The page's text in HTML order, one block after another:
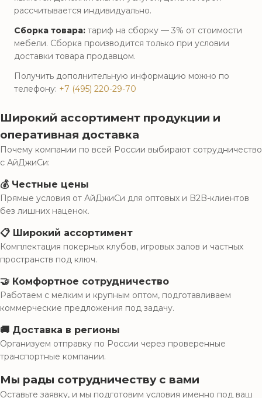
рассчитывается индивидуально.
Сборка товара: тариф на сборку — 3% от стоимости
мебели. Сборка производится только при условии
доставки товара продавцом.
Получить дополнительную информацию можно по
телефону: +7 (495) 220-29-70
Широкий ассортимент продукции и
оперативная доставка
Почему компании по всей России выбирают сотрудничество
с АйДжиСи:
💰 Честные цены
Прямые условия от АйДжиСи для оптовых и B2B-клиентов
без лишних наценок.
📋 Широкий ассортимент
Комплектация покерных клубов, игровых залов и частных
пространств под ключ.
🤝 Комфортное сотрудничество
Работаем с мелким и крупным оптом, подготавливаем
коммерческие предложения под задачу.
🚚 Доставка в регионы
Организуем отправку по России через проверенные
транспортные компании.
Мы рады сотрудничеству с вами
Оставьте заявку, и мы подготовим условия именно под ваш